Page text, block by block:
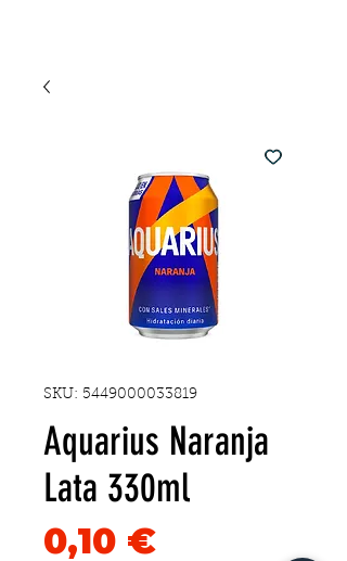
SKU: 5449000033819
Aquarius Naranja
Lata 330ml
0,10 €Precio